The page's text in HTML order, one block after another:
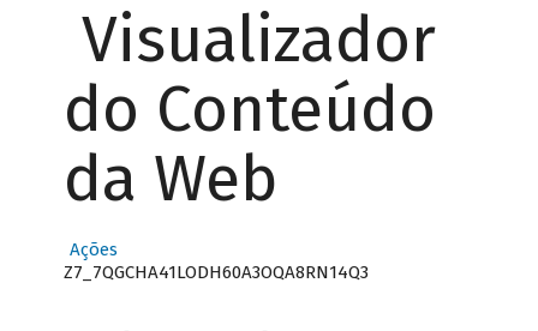
Visualizador
do Conteúdo
da Web
Ações
Z7_7QGCHA41LODH60A3OQA8RN14Q3